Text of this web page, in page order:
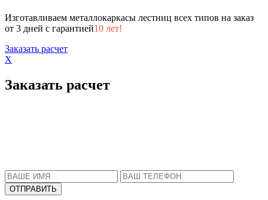
Изготавливаем металлокаркасы лестниц всех типов на заказ
от 3 дней с гарантией10 лет!
Заказать расчет
X
Заказать расчет